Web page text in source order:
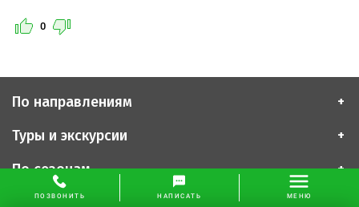
ПОЗВОНИТЬ НАПИСАТЬ МЕНЮ
0
Туры и экскурсии
По сезонам
По дням
По направлениям